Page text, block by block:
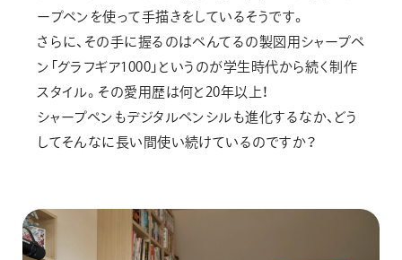
ープペンを使って手描きをしているそうです。
さらに、その手に握るのはぺんてるの製図用シャープペ
ン「グラフギア1000」というのが学生時代から続く制作
スタイル。その愛用歴は何と20年以上！
シャープペンもデジタルペンシルも進化するなか、どう
してそんなに長い間使い続けているのですか？